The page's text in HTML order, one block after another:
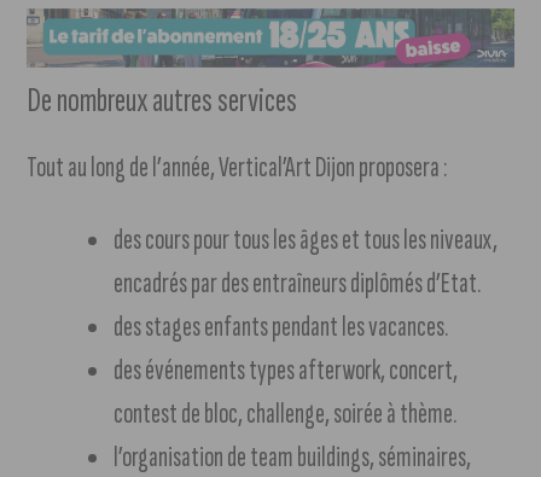
De nombreux autres services
Tout au long de l’année, Vertical’Art Dijon proposera :
des cours pour tous les âges et tous les niveaux,
encadrés par des entraîneurs diplômés d’Etat.
des stages enfants pendant les vacances.
des événements types afterwork, concert,
contest de bloc, challenge, soirée à thème.
l’organisation de team buildings, séminaires,